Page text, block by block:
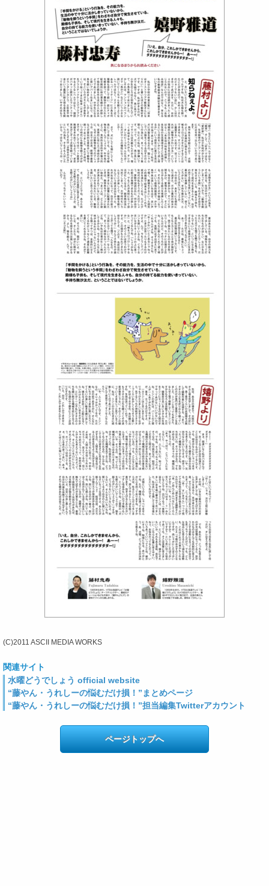
(C)2011 ASCII MEDIA WORKS
関連サイト
水曜どうでしょう official website
“藤やん・うれしーの悩むだけ損！”まとめページ
“藤やん・うれしーの悩むだけ損！”担当編集Twitterアカウント
ページトップへ